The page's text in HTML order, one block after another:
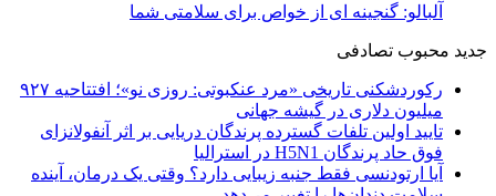
آلبالو: گنجینه ای از خواص برای سلامتی شما
جدید محبوب تصادفی
رکوردشکنی تاریخی «مرد عنکبوتی: روزی نو»؛ افتتاحیه ۹۲۷
میلیون دلاری در گیشه جهانی
تایید اولین تلفات گسترده پرندگان دریایی بر اثر آنفولانزای
فوق حاد پرندگان H5N1 در استرالیا
آیا ارتودنسی فقط جنبه زیبایی دارد؟ وقتی یک درمان، آینده